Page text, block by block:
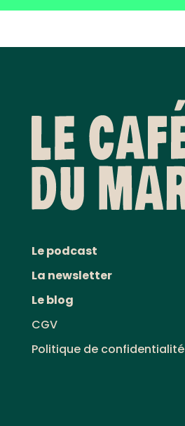
Le podcast
La newsletter
Le blog
CGV
Politique de confidentialité